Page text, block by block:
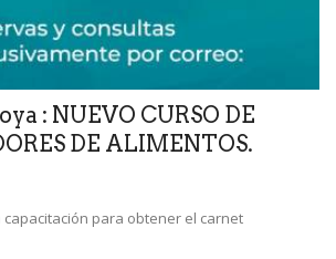
: NUEVO CURSO DE
DE ALIMENTOS.
para obtener el carnet